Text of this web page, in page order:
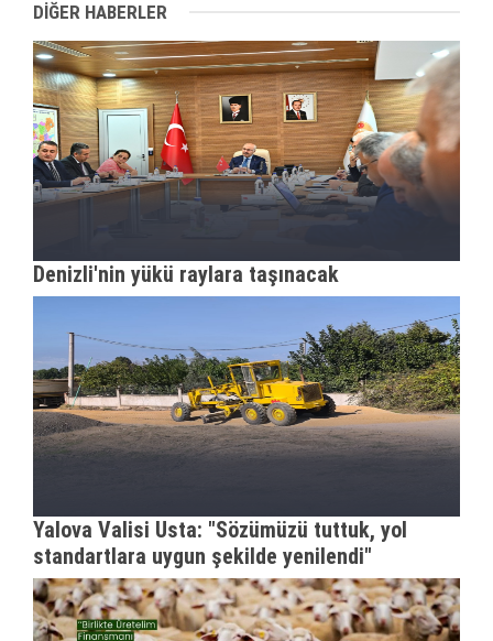
DİĞER HABERLER
Denizli'nin yükü raylara taşınacak
Yalova Valisi Usta: "Sözümüzü tuttuk, yol
standartlara uygun şekilde yenilendi"